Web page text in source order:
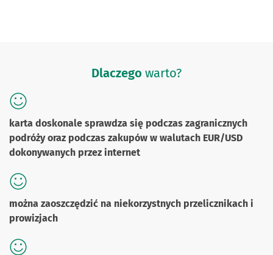
Dlaczego warto?
karta doskonale sprawdza się podczas zagranicznych
podróży oraz podczas zakupów w walutach EUR/USD
dokonywanych przez internet
można zaoszczędzić na niekorzystnych przelicznikach i
prowizjach